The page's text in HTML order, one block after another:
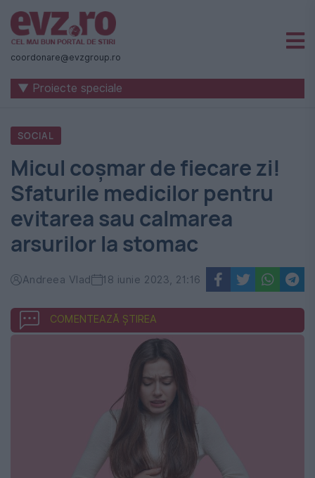
Știri
naționale
internaționale
România
-
Evenimentul
Zilei
coordonare@evzgroup.ro
▼ Proiecte speciale
SOCIAL
Micul coșmar de fiecare zi!
Sfaturile medicilor pentru
evitarea sau calmarea
arsurilor la stomac
Andreea Vlad 18 iunie 2023, 21:16
COMENTEAZĂ ȘTIREA